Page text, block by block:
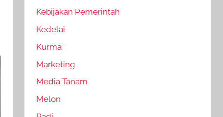
Kebijakan Pemerintah
Kedelai
Kurma
Marketing
Media Tanam
Melon